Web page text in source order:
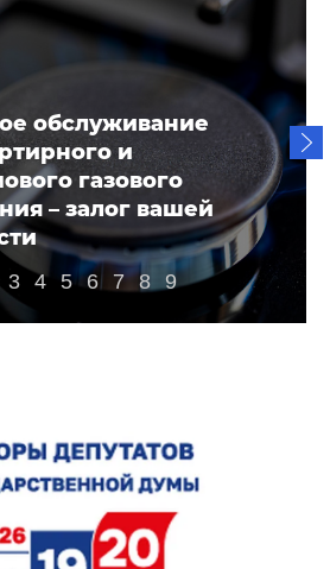
обслуживание
и
газового
– залог вашей
3 4 5 6 7 8 9